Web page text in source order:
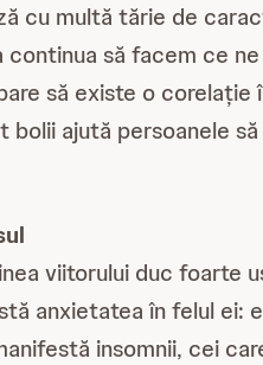
cu multă tărie de
să facem ce
să existe o
bolii ajută persoanele
viitorului duc foarte
anxietatea în felul
insomnii, cei